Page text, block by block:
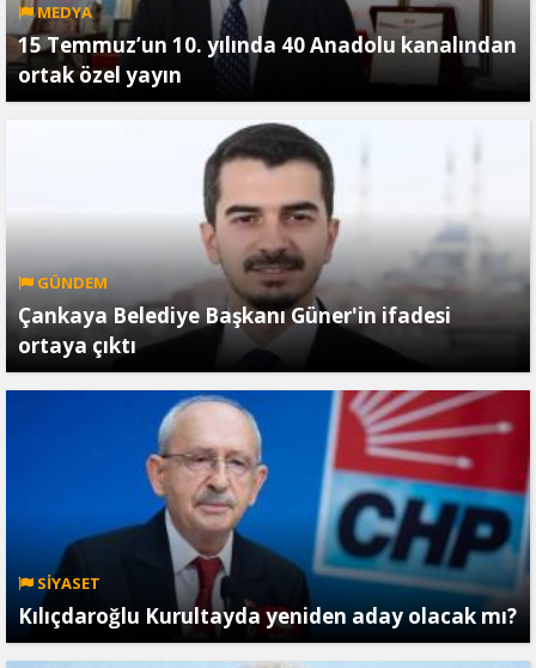
MEDYA
15 Temmuz’un 10. yılında 40 Anadolu kanalından
ortak özel yayın
GÜNDEM
Çankaya Belediye Başkanı Güner'in ifadesi
ortaya çıktı
SİYASET
Kılıçdaroğlu Kurultayda yeniden aday olacak mı?